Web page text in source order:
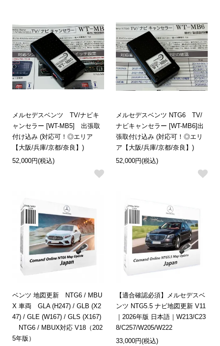
メルセデスベンツ TV/ナビキ
ャンセラー [WT-MB5] 出張取
付け込み (対応可！◎エリア
【大阪/兵庫/京都/奈良】)
52,000円(税込)
メルセデスベンツ NTG6 TV/
ナビキャンセラー [WT-MB6]出
張取付け込み (対応可！◎エリ
ア【大阪/兵庫/京都/奈良】)
52,000円(税込)
ベンツ 地図更新 NTG6 / MBU
X 車両 GLA (H247) / GLB (X2
47) / GLE (W167) / GLS (X167)
NTG6 / MBUX対応 V18（202
5年版）
【適合確認必須】メルセデスベ
ンツ NTG5.5 ナビ地図更新 V11
｜2026年版 日本語｜W213/C23
8/C257/W205/W222
33,000円(税込)